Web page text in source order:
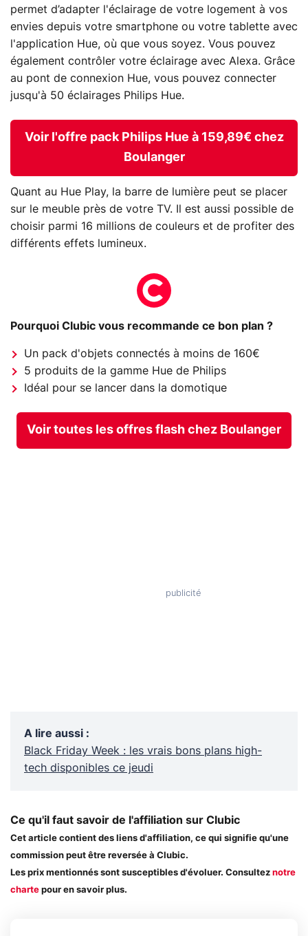
permet d’adapter l'éclairage de votre logement à vos
envies depuis votre smartphone ou votre tablette avec
l'application Hue, où que vous soyez. Vous pouvez
également contrôler votre éclairage avec Alexa. Grâce
au pont de connexion Hue, vous pouvez connecter
jusqu'à 50 éclairages Philips Hue.
Voir l'offre pack Philips Hue à 159,89€ chez
Boulanger
Quant au Hue Play, la barre de lumière peut se placer
sur le meuble près de votre TV. Il est aussi possible de
choisir parmi 16 millions de couleurs et de profiter des
différents effets lumineux.
Pourquoi Clubic vous recommande ce bon plan ?
Un pack d'objets connectés à moins de 160€
5 produits de la gamme Hue de Philips
Idéal pour se lancer dans la domotique
Voir toutes les offres flash chez Boulanger
A lire aussi :
Black Friday Week : les vrais bons plans high-
tech disponibles ce jeudi
Ce qu'il faut savoir de l'affiliation sur Clubic
Cet article contient des liens d'affiliation, ce qui signifie qu'une
commission peut être reversée à Clubic.
Les prix mentionnés sont susceptibles d'évoluer. Consultez notre
charte pour en savoir plus.